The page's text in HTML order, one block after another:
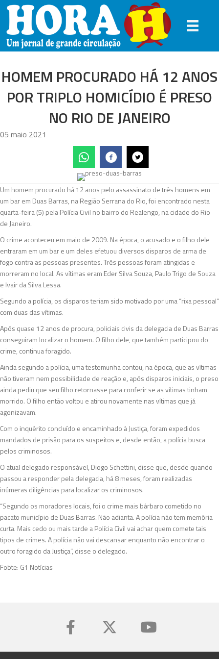
HOMEM PROCURADO HÁ 12 ANOS
POR TRIPLO HOMICÍDIO É PRESO
NO RIO DE JANEIRO
05 maio 2021
Um homem procurado há 12 anos pelo assassinato de três homens em
um bar em Duas Barras, na Região Serrana do Rio, foi encontrado nesta
quarta-feira (5) pela Polícia Civil no bairro do Realengo, na cidade do Rio
de Janeiro.
O crime aconteceu em maio de 2009. Na época, o acusado e o filho dele
entraram em um bar e um deles efetuou diversos disparos de arma de
fogo contra as pessoas presentes. Três pessoas foram atingidas e
morreram no local. As vítimas eram Eder Silva Souza, Paulo Trigo de Souza
e Ivair da Silva Lessa.
Segundo a polícia, os disparos teriam sido motivado por uma “rixa pessoal”
com duas das vítimas.
Após quase 12 anos de procura, policiais civis da delegacia de Duas Barras
conseguiram localizar o homem. O filho dele, que também participou do
crime, continua foragido.
Ainda segundo a polícia, uma testemunha contou, na época, que as vítimas
não tiveram nem possibilidade de reação e, após disparos iniciais, o preso
ainda pediu que seu filho retornasse para conferir se as vítimas tinham
morrido. O filho então voltou e atirou novamente nas vítimas que já
agonizavam.
Com o inquérito concluído e encaminhado à Justiça, foram expedidos
mandados de prisão para os suspeitos e, desde então, a polícia busca
pelos criminosos.
O atual delegado responsável, Diogo Schettini, disse que, desde quando
passou a responder pela delegacia, há 8 meses, foram realizadas
inúmeras diligências para localizar os criminosos.
“Segundo os moradores locais, foi o crime mais bárbaro cometido no
pacato município de Duas Barras. Não adianta. A polícia não tem memória
curta. Mais cedo ou mais tarde a Polícia Civil vai achar quem comete tais
tipos de crimes. A polícia não vai descansar enquanto não encontrar o
outro foragido da Justiça”, disse o delegado.
Fobte: G1 Notícias